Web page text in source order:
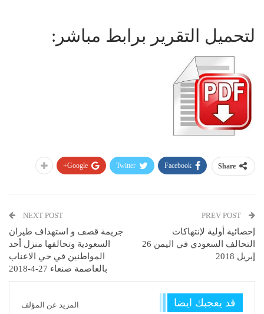
لتحميل التقرير برابط مباشر:
Share
Facebook
Twitter
Google+
إحصائية أولية لإنتهاكات
التحالف السعودي في اليمن 26
إبريل 2018
NEXT POST
جريمة قصف و استهداف طيران
السعودية وتحالفها منزل أحد
المواطنين في حي الاعناب
بالعاصمة صنعاء 27-4-2018
قد يعجبك ايضا المزيد عن المؤلف